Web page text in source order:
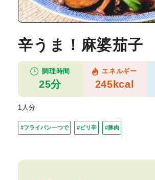
辛うま！麻婆茄子
調理時間
25分
エネルギー
245kcal
1人分
#フライパン一つで #ピリ辛 #豚肉